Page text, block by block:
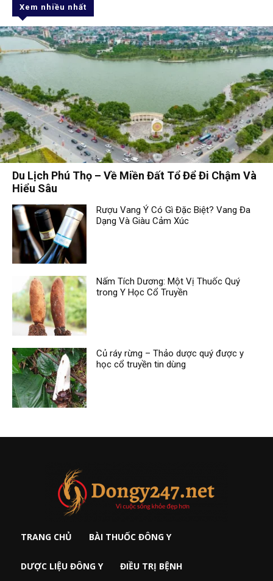
Xem nhiều nhất
Du Lịch Phú Thọ – Về Miền Đất Tổ Để Đi Chậm Và
Hiểu Sâu
Rượu Vang Ý Có Gì Đặc Biệt? Vang Đa
Dạng Và Giàu Cảm Xúc
Nấm Tích Dương: Một Vị Thuốc Quý
trong Y Học Cổ Truyền
Củ ráy rừng – Thảo dược quý được y
học cổ truyền tin dùng
TRANG CHỦ BÀI THUỐC ĐÔNG Y
DƯỢC LIỆU ĐÔNG Y ĐIỀU TRỊ BỆNH